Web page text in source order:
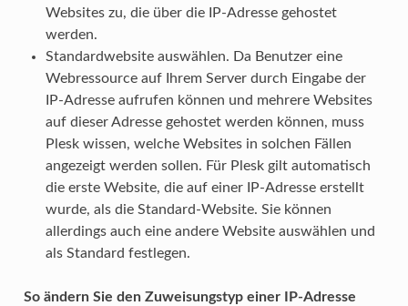
Websites zu, die über die IP-Adresse gehostet
werden.
Standardwebsite auswählen. Da Benutzer eine
Webressource auf Ihrem Server durch Eingabe der
IP-Adresse aufrufen können und mehrere Websites
auf dieser Adresse gehostet werden können, muss
Plesk wissen, welche Websites in solchen Fällen
angezeigt werden sollen. Für Plesk gilt automatisch
die erste Website, die auf einer IP-Adresse erstellt
wurde, als die Standard-Website. Sie können
allerdings auch eine andere Website auswählen und
als Standard festlegen.
So ändern Sie den Zuweisungstyp einer IP-Adresse